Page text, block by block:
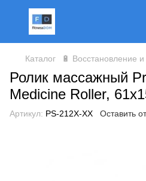
Каталог 🔋 Восстановление
Ролик массажный
Medicine Roller,
Артикул: PS-212X-XX Оставить